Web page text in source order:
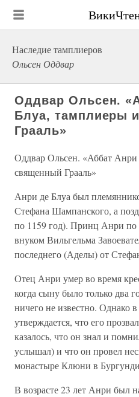
Наследие тамплиеров
Ольсен Оддвар
Оддвар Ольсен.
Блуа, тамплиеры
Грааль»
Оддвар Ольсен. «Аббат
священный Грааль»
Анри де Блуа был
Стефана Шампанского, а
по 1159 год). Принц Анри
внуком Вильгельма
последнего (Аделы) от
Отец Анри умер во время
когда сыну было только два
ничего не известно. Однако
утверждается, что его
казалось, что он знал и
услышал) и что он провел
монастыре Клюни в
В возрасте 23 лет Анри был